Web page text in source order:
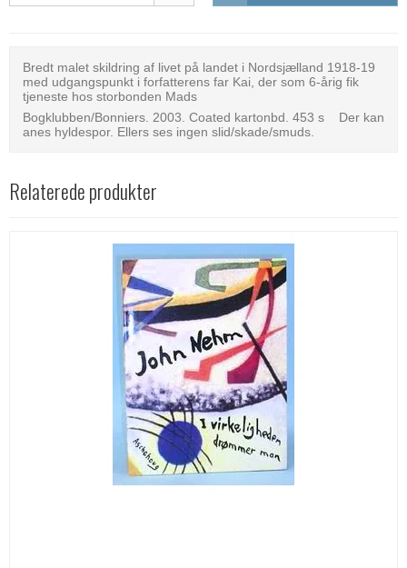
Bredt malet skildring af livet på landet i Nordsjælland 1918-19
med udgangspunkt i forfatterens far Kai, der som 6-årig fik
tjeneste hos storbonden Mads
Bogklubben/Bonniers. 2003. Coated kartonbd. 453 s Der kan
anes hyldespor. Ellers ses ingen slid/skade/smuds.
Relaterede produkter